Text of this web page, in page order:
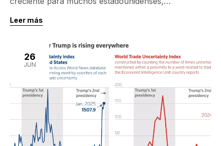
económica puede cambiar rápidamente. Un reciente
de la población cree que necesitaría ganar $100,000
al año para sentirse financieramente seguro. Sin
embargo, la percepción de lo que constituye la […]
Leer más
26
JUN